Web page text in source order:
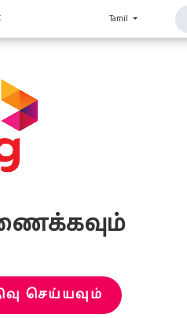
Tamil
செய்யவும்